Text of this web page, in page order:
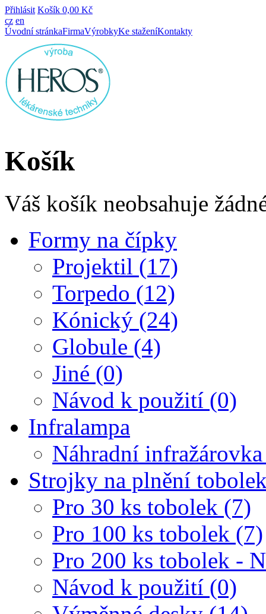
Přihlásit Košík 0,00 Kč
cz en
Úvodní stránkaFirmaVýrobkyKe staženíKontakty
Košík
Váš košík neobsahuje
Formy na čípky
Projektil (17)
Torpedo (12)
Kónický (24)
Globule (4)
Jiné (0)
Návod k použití (0)
Infralampa
Náhradní
Strojky na plnění
Pro 30 ks tobolek (7)
Pro 100 ks tobolek (7)
Pro 200 ks tobolek -
Návod k použití (0)